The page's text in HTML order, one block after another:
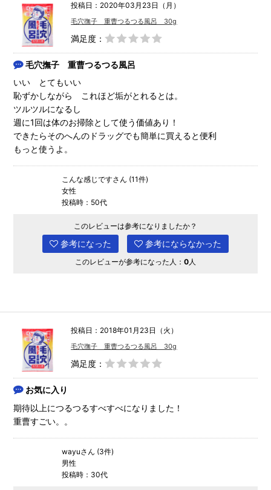
投稿日：2020年03月23日（月）
毛穴撫子 重曹つるつる風呂 30g
満足度：
毛穴撫子 重曹つるつる風呂
いい とてもいい
恥ずかしながら これほど垢がとれるとは。
ツルツルになるし
週に1回は体のお掃除として使う価値あり！
できたらそのへんのドラッグでも簡単に買えると便利
もっと使うよ。
こんな感じですさん (11件)
女性
投稿時：50代
このレビューは参考になりましたか？
参考になった 参考にならなかった
このレビューが参考になった人： 0人
投稿日：2018年01月23日（火）
毛穴撫子 重曹つるつる風呂 30g
満足度：
お気に入り
期待以上につるつるすべすべになりました！
重曹すごい。。
wayuさん (3件)
男性
投稿時：30代